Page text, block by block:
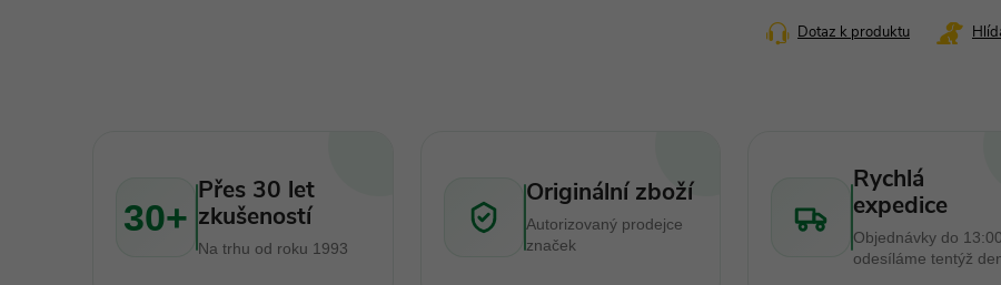
Dotaz k produktu
30+
Přes 30 let
zkušeností
Na trhu od roku 1993
Originální zboží
Autorizovaný prodejce
značek
Rychlá
expedice
Objednávky do 13:00
odesíláme tentýž